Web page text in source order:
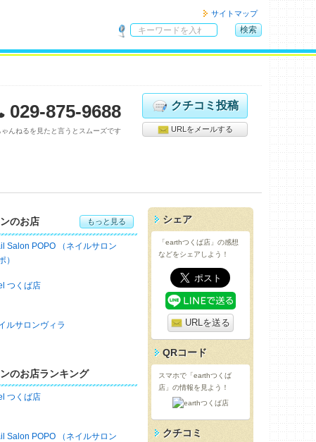
サイトマップ
内
索
検索
029-875-9688
んねるを見たと言うとスムーズです
クチコミ投稿
URLをメールする
のお店 もっと見る
Salon POPO （ネイルサロン
）
つくば店
ルサロンヴィラ
のお店ランキング
つくば店
Salon POPO （ネイルサロン
シェア
「earthつくば店」の感想
などをシェアしよう！
URLを送る
QRコード
スマホで「earthつくば
店」の情報を見よう！
クチコミ